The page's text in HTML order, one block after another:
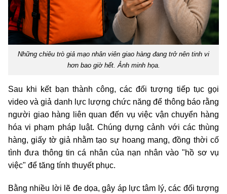
Những chiêu trò giả mạo nhân viên giao hàng đang trở nên tinh vi
hơn bao giờ hết. Ảnh minh họa.
Sau khi kết bạn thành công, các đối tượng tiếp tục gọi
video và giả danh lực lượng chức năng để thông báo rằng
người giao hàng liên quan đến vụ việc vận chuyển hàng
hóa vi phạm pháp luật. Chúng dựng cảnh với các thùng
hàng, giấy tờ giả nhằm tạo sự hoang mang, đồng thời cố
tình đưa thông tin cá nhân của nạn nhân vào "hồ sơ vụ
việc" để tăng tính thuyết phục.
Bằng nhiều lời lẽ đe dọa, gây áp lực tâm lý, các đối tượng